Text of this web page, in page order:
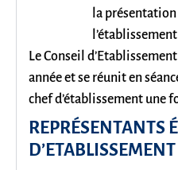
la
l’établissement
Le Conseil
année et se réunit en
chef d’établissement une
REPRÉSENTANTS
D’ETABLISSEMENT